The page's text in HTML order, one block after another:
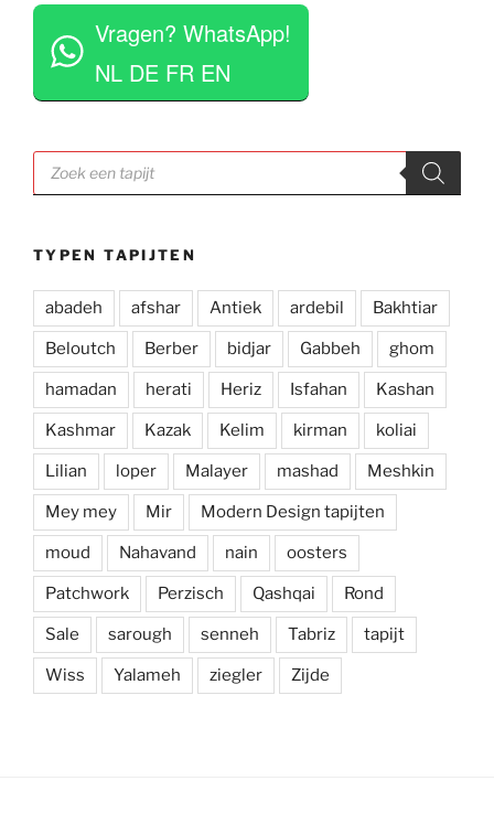
tapijten voor je uit te rollen. Tegelijkertijd niet
opdringerig en geven je rustig de tijd om je
eigen keuze te maken. Tevens erg competitieve
prijzen. Al met al een zeer positieve ervaring en
Vragen? WhatsApp!
NL DE FR EN
Producten
zoeken
TYPEN TAPIJTEN
abadeh afshar Antiek ardebil Bakhtiar
Beloutch Berber bidjar Gabbeh ghom
hamadan herati Heriz Isfahan Kashan
Kashmar Kazak Kelim kirman koliai
Lilian loper Malayer mashad Meshkin
Mey mey Mir Modern Design tapijten
moud Nahavand nain oosters
Patchwork Perzisch Qashqai Rond
Sale sarough senneh Tabriz tapijt
Wiss Yalameh ziegler Zijde